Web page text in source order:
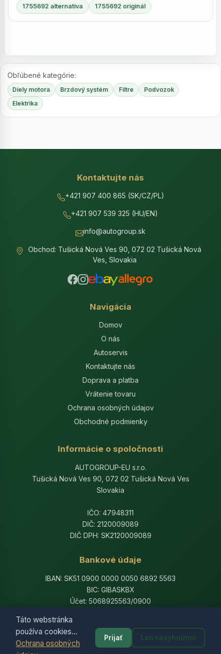
Táto webstránka
používa cookies...
Ochrana osobných
Prijať Len nevyhnutné
1755692 alternatíva 1755692 originál
Obľúbené kategórie:
Diely motora Brzdový systém Filtre
Podvozok
Elektrika
Kontaktujte nás
+421 907 400 865 (SK/CZ/PL)
+421 907 539 325 (HU/EN)
info@autogroup.sk
Obchod: Tušická Nová Ves 90, 072 02 Tušická Nová
Ves, Slovakia
Navigácia
Domov
O nás
Autoservis
Kontaktujte nás
Doprava a platba
Vrátenie tovaru
Ochrana osobných údajov
Obchodné podmienky
Informácie o spoločnosti
AUTOGROUP-EU s.r.o.
Tušická Nová Ves 90, 072 02 Tušická Nová Ves
Slovakia
IČO: 47948311
DIČ: 2120009089
DIČ DPH: SK2120009089
Bankové údaje
IBAN: SK51 0900 0000 0050 6892 5563
BIC: GIBASKBX
Účet: 5068925563/0900